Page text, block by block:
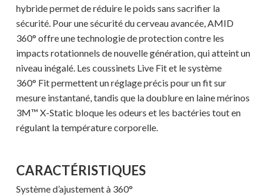
hybride permet de réduire le poids sans sacrifier la
sécurité. Pour une sécurité du cerveau avancée, AMID
360° offre une technologie de protection contre les
impacts rotationnels de nouvelle génération, qui atteint un
niveau inégalé. Les coussinets Live Fit et le système
360° Fit permettent un réglage précis pour un fit sur
mesure instantané, tandis que la doublure en laine mérinos
3M™ X-Static bloque les odeurs et les bactéries tout en
régulant la température corporelle.
CARACTÉRISTIQUES
Système d’ajustement à 360°